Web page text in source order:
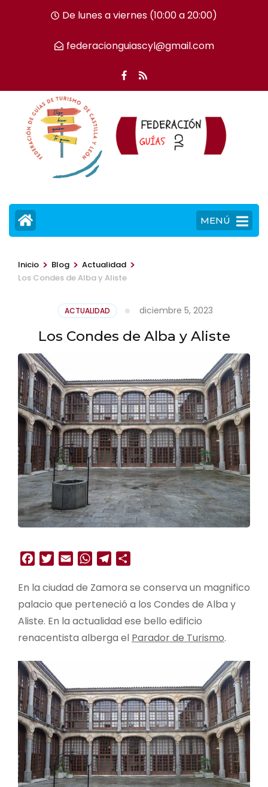
tecla
De lunes a viernes (10:00 a 20:00)
federacionguiascyl@gmail.com
MENÚ
Inicio > Blog > Actualidad >
Los Condes de Alba y Aliste
ACTUALIDAD diciembre 5, 2023
Los Condes de Alba y Aliste
Facebook
Twitter
Email WhatsAppTelegram
En la ciudad de Zamora se conserva un magnifico
palacio que perteneció a los Condes de Alba y
Aliste. En la actualidad ese bello edificio
renacentista alberga el Parador de Turismo.